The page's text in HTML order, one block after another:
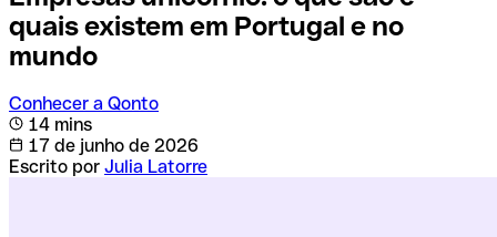
quais existem em Portugal e no
mundo
Conhecer a Qonto
14 mins
17 de junho de 2026
Escrito por Julia Latorre